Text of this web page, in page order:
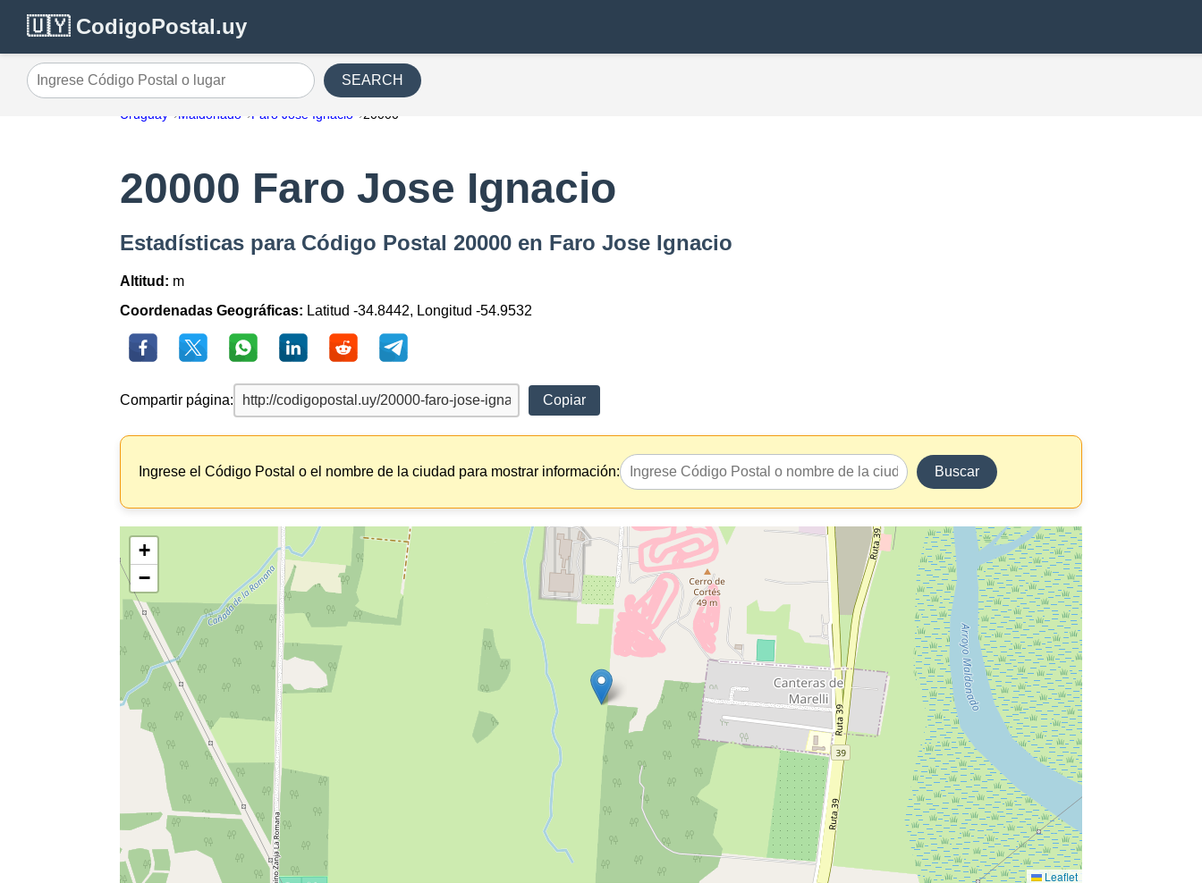
🇺🇾 CodigoPostal.uy
Ingrese Código Postal o lugar SEARCH
Uruguay Maldonado Faro Jose Ignacio 20000
20000 Faro Jose Ignacio
Estadísticas para Código Postal 20000 en Faro Jose Ignacio
Altitud: m
Coordenadas Geográficas: Latitud -34.8442, Longitud -54.9532
Compartir página: Copiar
Ingrese el Código Postal o el nombre de la ciudad para mostrar información: Buscar
+
−
Leaflet